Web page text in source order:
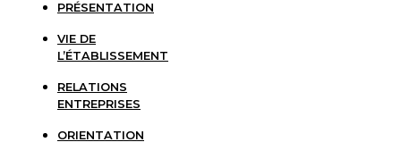
PRÉSENTATION
VIE DE
L’ÉTABLISSEMENT
RELATIONS
ENTREPRISES
ORIENTATION